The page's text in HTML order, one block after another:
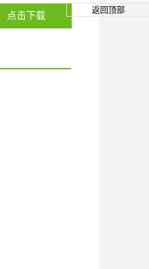
点击下载 返回顶部